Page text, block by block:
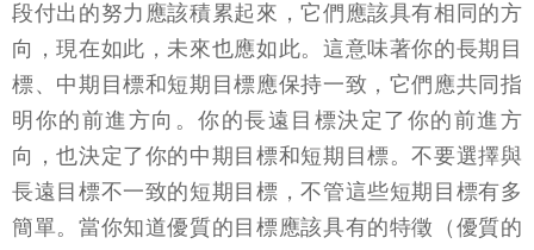
段付出的努力應該積累起來，它們應該具有相同的方
向，現在如此，未來也應如此。這意味著你的長期目
標、中期目標和短期目標應保持一致，它們應共同指
明你的前進方向。你的長遠目標決定了你的前進方
向，也決定了你的中期目標和短期目標。不要選擇與
長遠目標不一致的短期目標，不管這些短期目標有多
簡單。當你知道優質的目標應該具有的特徵（優質的